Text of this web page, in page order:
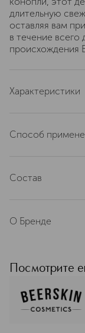
длительную
оставляя вам
в течение всего
происхождения
Характеристики
Способ
наружного
Состав
Cannabis Sativa
О Бренде
Посмотрите